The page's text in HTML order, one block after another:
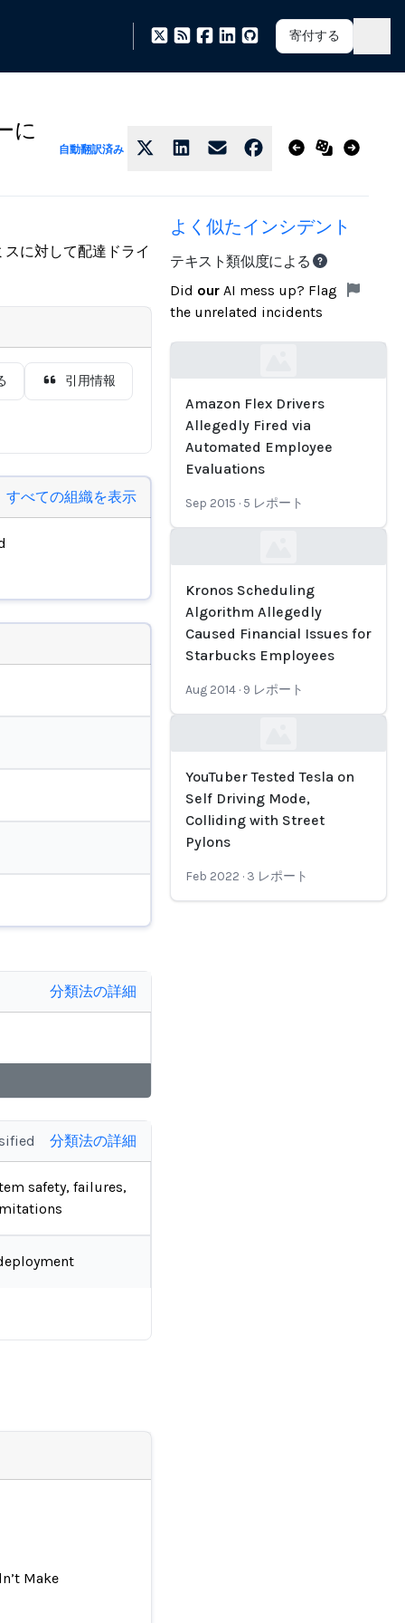
寄付する
に
自動翻訳済み
に対して配達ドライ
引用情報
すべての組織を表示
分類法の詳細
分類法の詳細
safety, failures,
Make
よく似たインシデント
テキスト類似度による
Did our AI mess up? Flag
the unrelated incidents
Amazon Flex Drivers
Allegedly Fired via
Automated Employee
Evaluations
Sep 2015 · 5 レポート
Kronos Scheduling
Algorithm Allegedly
Caused Financial Issues for
Starbucks Employees
Aug 2014 · 9 レポート
YouTuber Tested Tesla on
Self Driving Mode,
Colliding with Street
Pylons
Feb 2022 · 3 レポート